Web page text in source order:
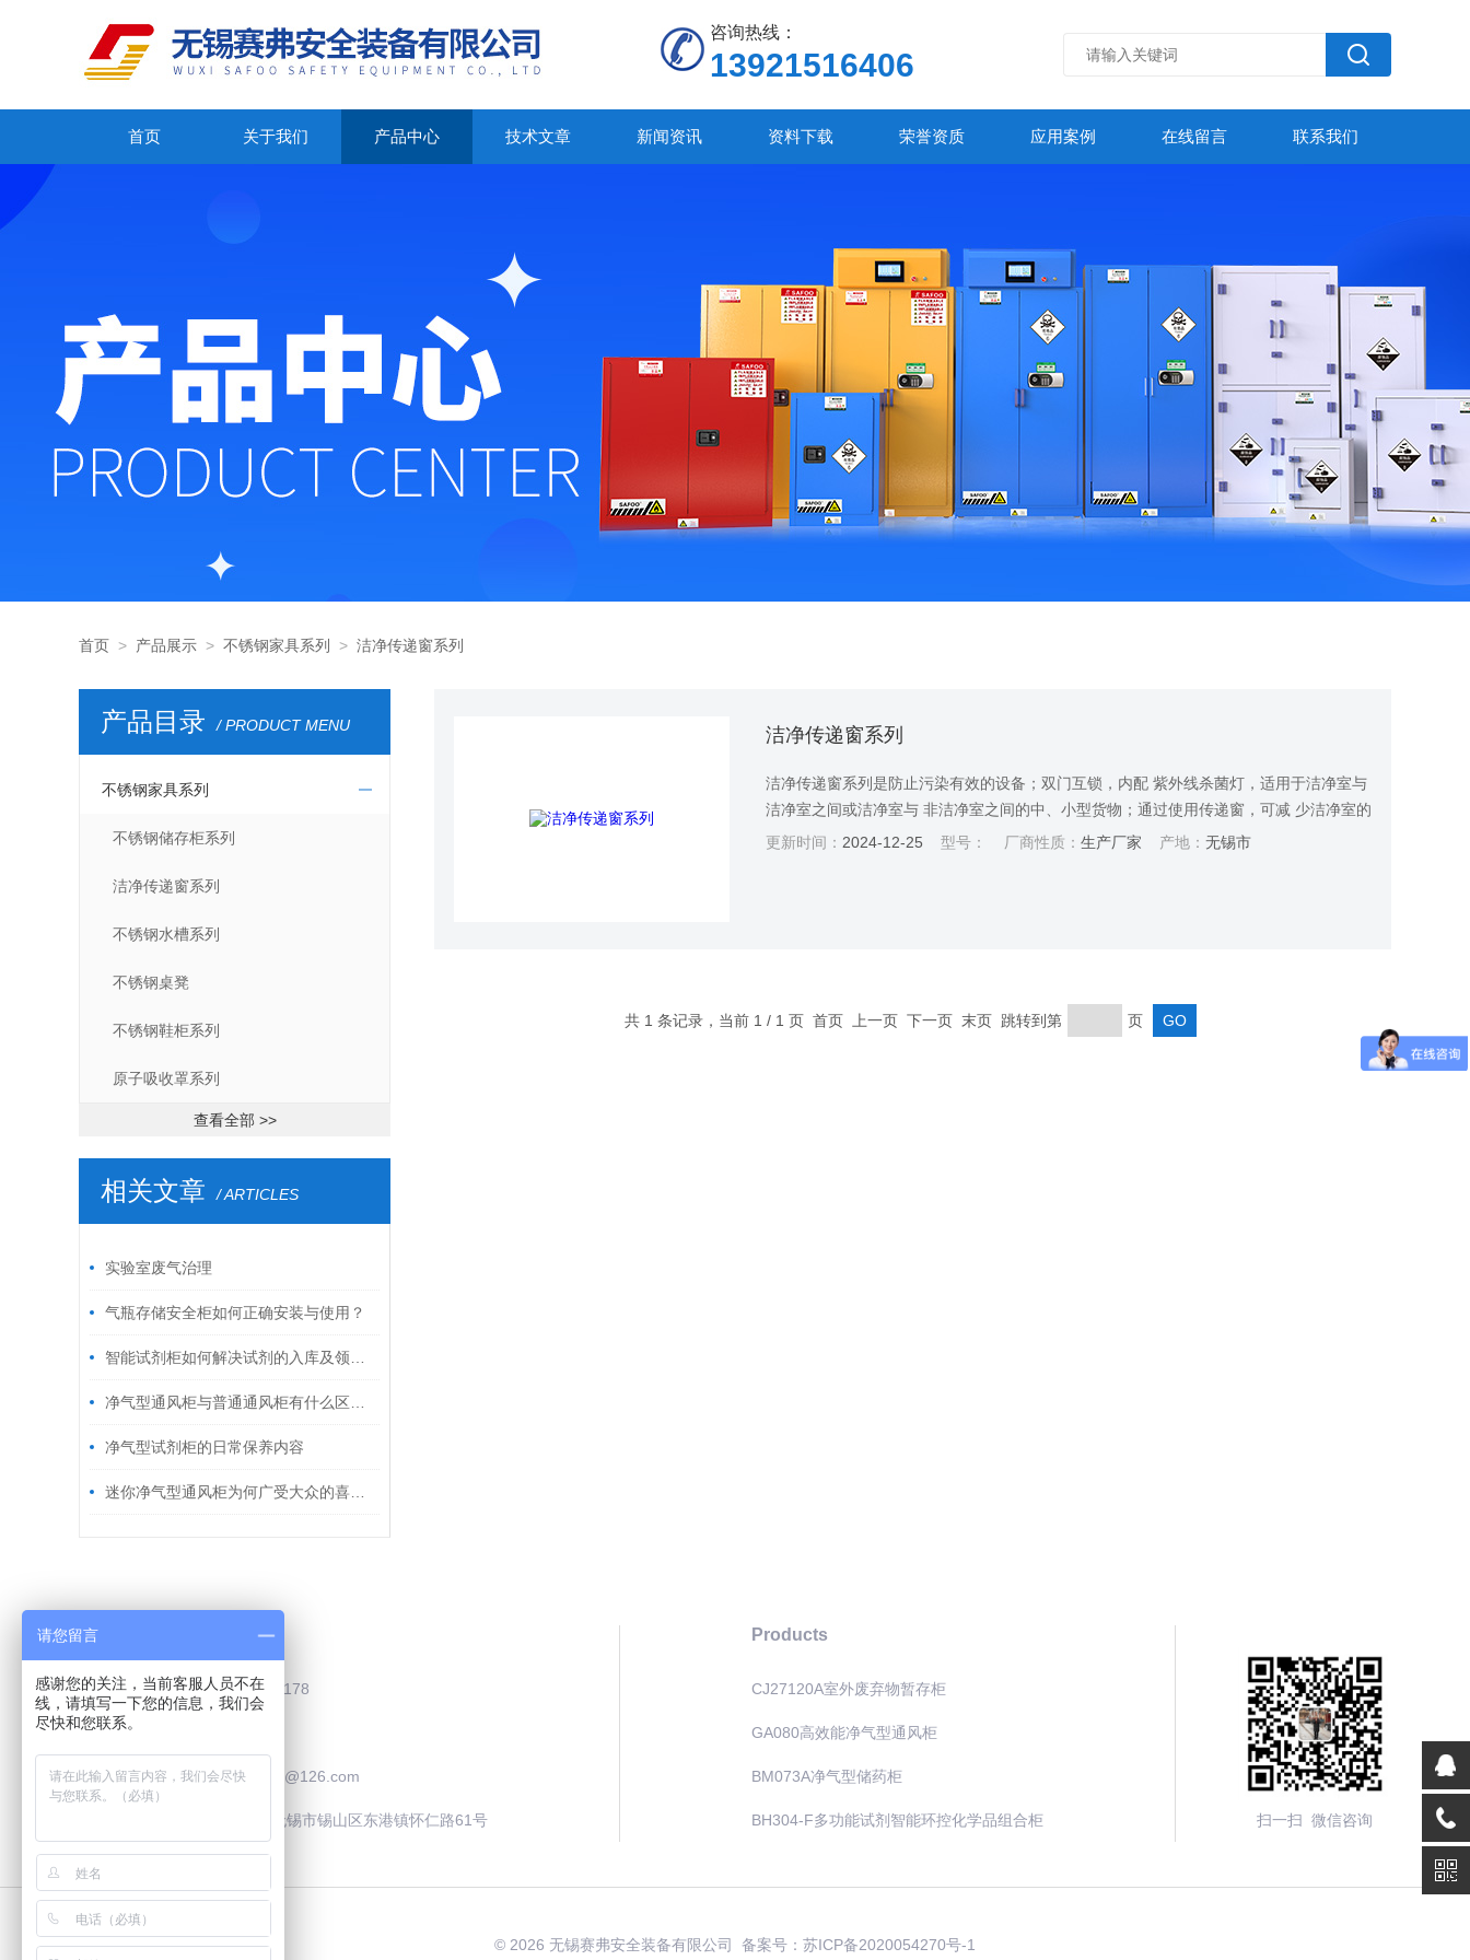
咨询热线：
13921516406
首页 关于我们 产品中心 技术文章 新闻资讯 资料下载 荣誉资质 应用案例 在线留言 联系我们
首页 > 产品展示 > 不锈钢家具系列 > 洁净传递窗系列
产品目录 / PRODUCT MENU
不锈钢家具系列
不锈钢储存柜系列
洁净传递窗系列
不锈钢水槽系列
不锈钢桌凳
不锈钢鞋柜系列
原子吸收罩系列
查看全部 >>
相关文章 / ARTICLES
实验室废气治理
气瓶存储安全柜如何正确安装与使用？
智能试剂柜如何解决试剂的入库及领用难题？
净气型通风柜与普通通风柜有什么区别？
净气型试剂柜的日常保养内容
迷你净气型通风柜为何广受大众的喜爱？
洁净传递窗系列
洁净传递窗系列是防止污染有效的设备；双门互锁，内配 紫外线杀菌灯，适用于洁净室与
洁净室之间或洁净室与 非洁净室之间的中、小型货物；通过使用传递窗，可减 少洁净室的
开关门次数， 将洁净区的污染降到低程度。产品广泛应用于微细科技、电子工业、生物实
更新时间： 2024-12-25 型号： 厂商性质：生产厂家 产地：无锡市
共 1 条记录，当前 1 / 1 页 首页 上一页 下一页 末页 跳转到第 页
Contact Us
联系电话：0510-83787178
联系QQ：2505929195
联系邮箱：safooculture@126.com
联系地址：中国·江苏·无锡市锡山区东港镇怀仁路61号
Products
CJ27120A室外废弃物暂存柜
GA080高效能净气型通风柜
BM073A净气型储药柜
BH304-F多功能试剂智能环控化学品组合柜 扫一扫 微信咨询
© 2026 无锡赛弗安全装备有限公司 备案号： 苏ICP备2020054270号-1
请您留言
感谢您的关注，当前客服人员不在
线，请填写一下您的信息，我们会
尽快和您联系。